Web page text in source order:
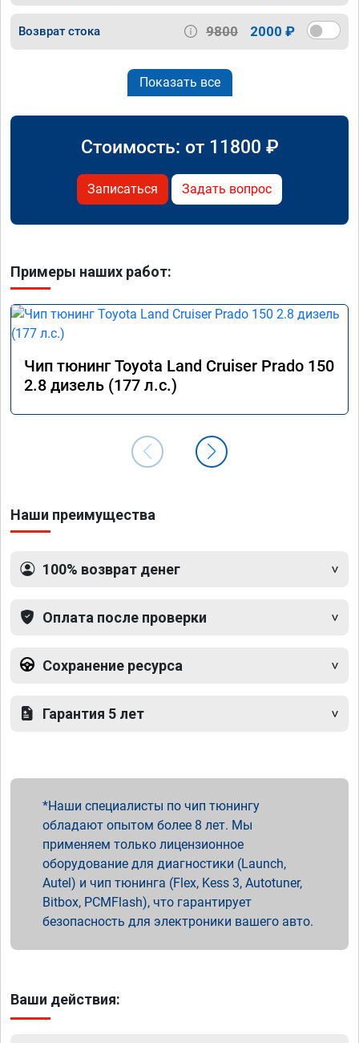
Возврат стока 9800 2000 ₽
Показать все
Стоимость: от 11800 ₽
Записаться Задать вопрос
Примеры наших работ:
Чип тюнинг Toyota Land Cruiser Prado 150
2.8 дизель (177 л.с.)
Наши преимущества
100% возврат денег
Оплата после проверки
Сохранение ресурса
Гарантия 5 лет
Наши специалисты по чип тюнингу
обладают опытом более 8 лет. Мы
применяем только лицензионное
оборудование для диагностики (Launch,
Autel) и чип тюнинга (Flex, Kess 3, Autotuner,
Bitbox, PCMFlash), что гарантирует
безопасность для электроники вашего авто.
Ваши действия: